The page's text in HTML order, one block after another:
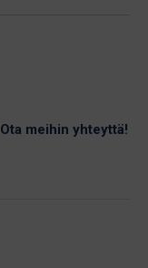
Ota meihin yhteyttä!